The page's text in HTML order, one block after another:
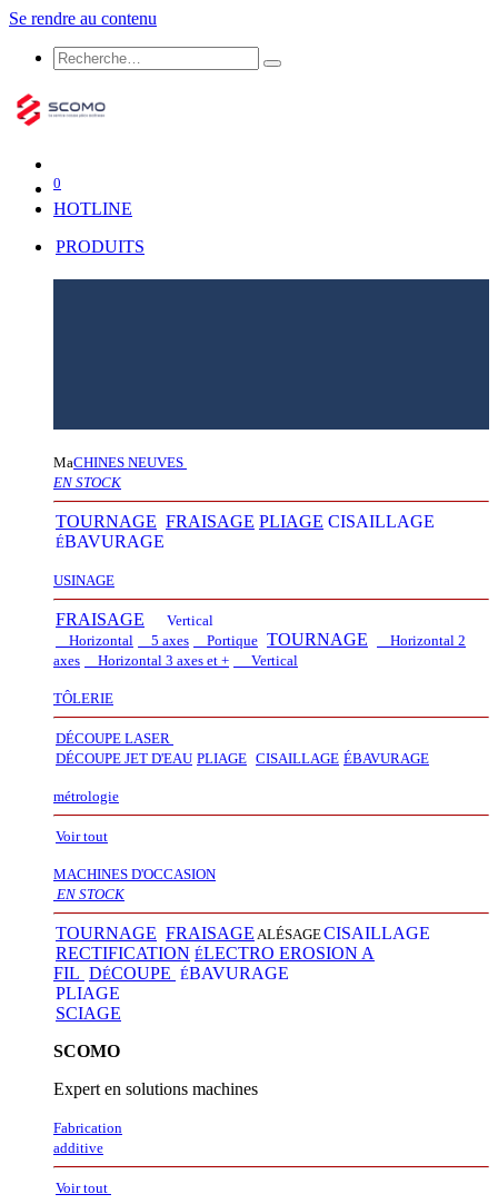
Se rendre au contenu
0
HOTLINE
PRODUITS
MaCHINES NEUVES
EN STOCK
TOURNAGE FRAISAGE PLIAGE CISAILLAGE
ÉBAVURAGE
USINAGE
FRAISAGE
Vertical
Horizontal
5 axes Portique TOURNAGE
Horizontal 2
axes
Horizontal 3 axes et + Vertical​
TÔLERIE
DÉCOUPE LASER
DÉCOUPE JET D'EAU PLIAGE CISAILLAGE ÉBAVURAGE
métrologie
Voir tout
MACHINES D'OCCASION
EN STOCK
TOURNAGE FRAISAGE ALÉSAGECISAILLAGE
RECTIFICATION ÉLECTRO EROSION A
FIL DÉCOUPE ÉBAVURAGE
PLIAGE
SCIAGE
SCOMO
Expert en solutions machines
Fabrication
additive
Voir tout